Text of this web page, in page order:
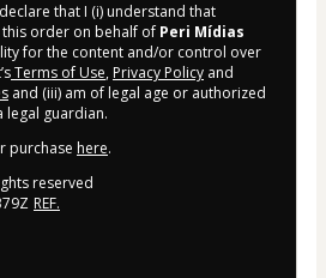
that I (i) understand that
order on behalf of Peri Mídias
for the content and/or control over
Terms of Use, Privacy Policy and
and (iii) am of legal age or authorized
legal guardian.
purchase here.
reserved
REF.